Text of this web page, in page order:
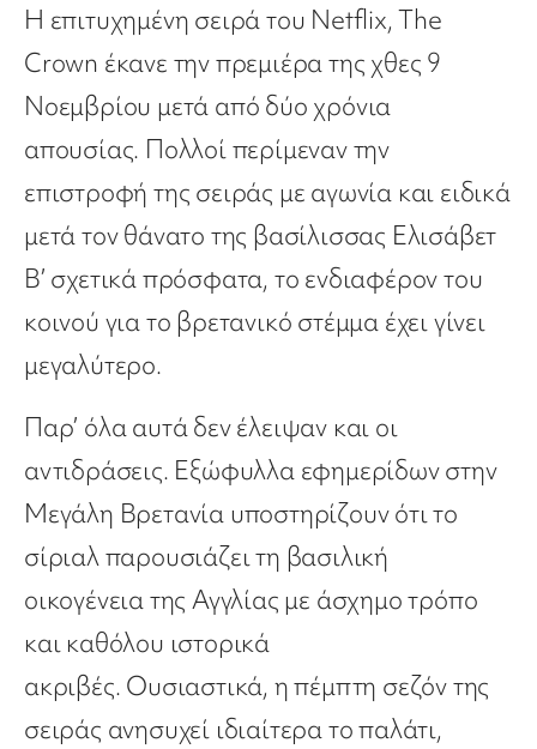
Η επιτυχημένη σειρά του Netflix, The
Crown έκανε την πρεμιέρα της χθες 9
Νοεμβρίου μετά από δύο χρόνια
απουσίας. Πολλοί περίμεναν την
επιστροφή της σειράς με αγωνία και ειδικά
μετά τον θάνατο της βασίλισσας Ελισάβετ
Β’ σχετικά πρόσφατα, το ενδιαφέρον του
κοινού για το βρετανικό στέμμα έχει γίνει
μεγαλύτερο.
Παρ’ όλα αυτά δεν έλειψαν και οι
αντιδράσεις. Εξώφυλλα εφημερίδων στην
Μεγάλη Βρετανία υποστηρίζουν ότι το
σίριαλ παρουσιάζει τη βασιλική
οικογένεια της Αγγλίας με άσχημο τρόπο
και καθόλου ιστορικά
ακριβές. Ουσιαστικά, η πέμπτη σεζόν της
σειράς ανησυχεί ιδιαίτερα το παλάτι,